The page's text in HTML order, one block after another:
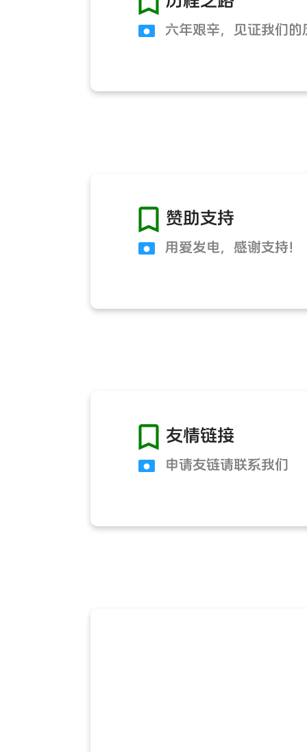
● 六年艰辛，见证我们的
 赞助支持
● 用爱发电，感谢支持！
 友情链接
● 申请友链请联系我们